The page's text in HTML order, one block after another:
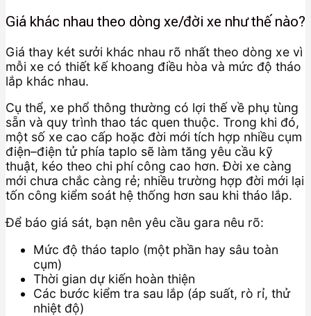
Giá khác nhau theo dòng xe/đời xe như thế nào?
Giá thay két sưởi khác nhau rõ nhất theo dòng xe vì
mỗi xe có thiết kế khoang điều hòa và mức độ tháo
lắp khác nhau.
Cụ thể, xe phổ thông thường có lợi thế về phụ tùng
sẵn và quy trình thao tác quen thuộc. Trong khi đó,
một số xe cao cấp hoặc đời mới tích hợp nhiều cụm
điện–điện tử phía taplo sẽ làm tăng yêu cầu kỹ
thuật, kéo theo chi phí công cao hơn. Đời xe càng
mới chưa chắc càng rẻ; nhiều trường hợp đời mới lại
tốn công kiểm soát hệ thống hơn sau khi tháo lắp.
Để báo giá sát, bạn nên yêu cầu gara nêu rõ:
Mức độ tháo taplo (một phần hay sâu toàn
cụm)
Thời gian dự kiến hoàn thiện
Các bước kiểm tra sau lắp (áp suất, rò rỉ, thử
nhiệt độ)